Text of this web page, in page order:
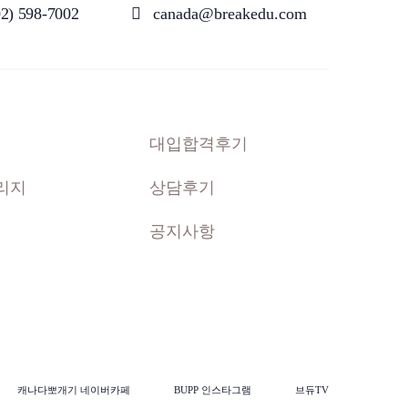
598-7002 canada@breakedu.com
지
대입합격후기
상담후기
공지사항
캐나다뽀개기 네이버카페 BUPP 인스타그램 브듀TV